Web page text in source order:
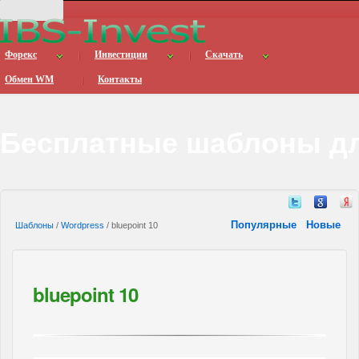
Форекс Инвестиции Скачать
Обмен WM Контакты
Шаблоны / Wordpress / bluepoint 10 Популярные Новые
bluepoint 10